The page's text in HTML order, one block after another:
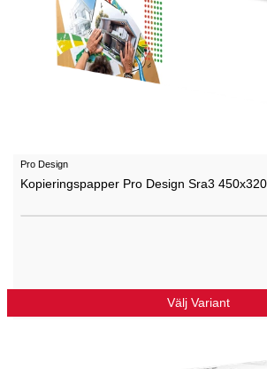
Pro Design
Kopieringspapper Pro Design Sra3
Välj Variant